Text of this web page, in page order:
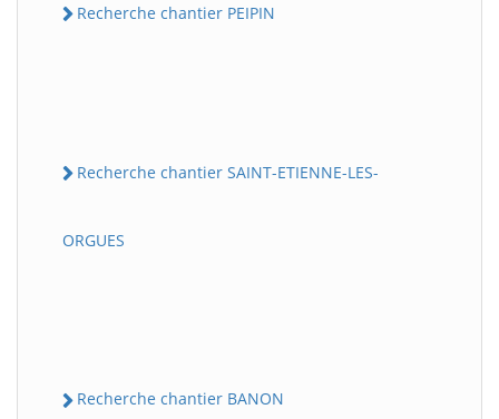
Recherche chantier PEIPIN
Recherche chantier SAINT-ETIENNE-LES-
ORGUES
Recherche chantier BANON